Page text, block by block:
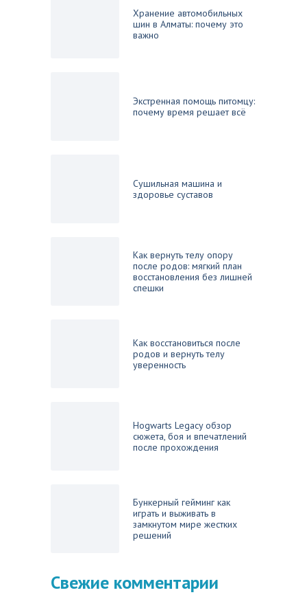
Хранение автомобильных
шин в Алматы: почему это
важно
Экстренная помощь питомцу:
почему время решает всё
Сушильная машина и
здоровье суставов
Как вернуть телу опору
после родов: мягкий план
восстановления без лишней
спешки
Как восстановиться после
родов и вернуть телу
уверенность
Hogwarts Legacy обзор
сюжета, боя и впечатлений
после прохождения
Бункерный гейминг как
играть и выживать в
замкнутом мире жестких
решений
Свежие комментарии